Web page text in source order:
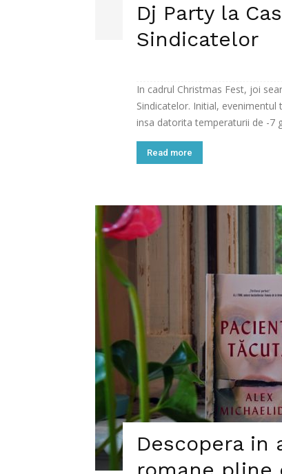
Dj Party la
Sindicatelor
In cadrul Christmas Fest, joi
Sindicatelor. Initial,
insa datorita temperaturii de -7
Read more
Descopera in